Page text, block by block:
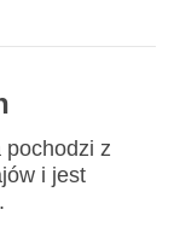
pochodzi z
i jest